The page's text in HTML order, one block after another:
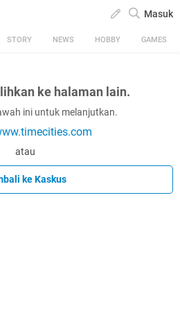
Masuk
STORY NEWS HOBBY GAMES
ke halaman lain.
ini untuk melanjutkan.
atau
ke Kaskus